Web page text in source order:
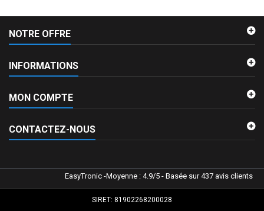
NOTRE OFFRE
INFORMATIONS
SIRET: 81902268200028
MON COMPTE
CONTACTEZ-NOUS
EasyTronic-Moyenne : 4.9/5- Basée sur437avis clients